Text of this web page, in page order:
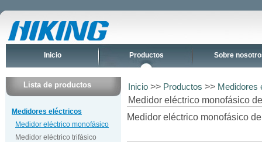
Inicio Productos Sobre
Lista de productos
Medidores eléctricos
Medidor eléctrico monofásico
Medidor eléctrico trifásico
Inicio >> Productos >> Medidores
Medidor eléctrico monofásico
Medidor eléctrico monofásico